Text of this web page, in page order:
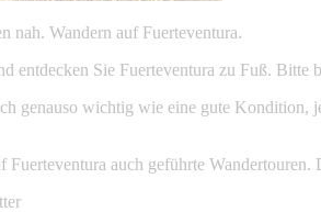
nah. Wandern auf Fuerteventura.
entdecken Sie Fuerteventura zu Fuß.
genauso wichtig wie eine gute Kondition,
Fuerteventura auch geführte